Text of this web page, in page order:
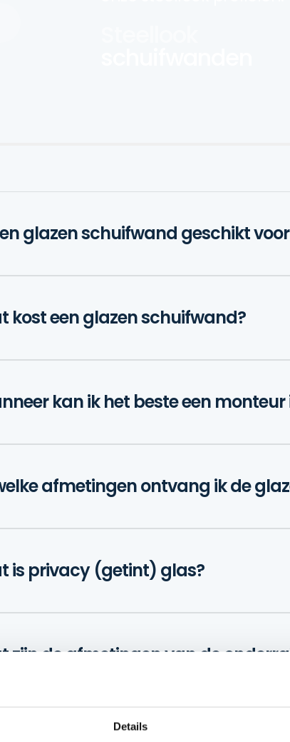
Details
glazen schuifwand geschikt
kost een glazen schuifwand?
kan ik het beste een
afmetingen ontvang ik de
is privacy (getint) glas?
zijn de afmetingen van de